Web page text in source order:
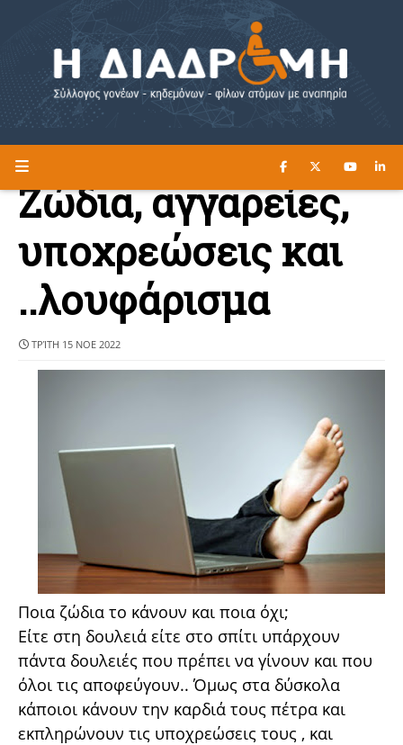
Η ΔΙΑΔΡΟΜΗ ΔΙΑΒΑΣΤΕ ΕΔΩ ►
Ζώδια, αγγαρείες,
υποχρεώσεις και
..λουφάρισμα
ΤΡΊΤΗ 15 ΝΟΕ 2022
Ποια ζώδια το κάνουν και ποια όχι;
Είτε στη δουλειά είτε στο σπίτι υπάρχουν
πάντα δουλειές που πρέπει να γίνουν και που
όλοι τις αποφεύγουν.. Όμως στα δύσκολα
κάποιοι κάνουν την καρδιά τους πέτρα και
εκπληρώνουν τις υποχρεώσεις τους , και